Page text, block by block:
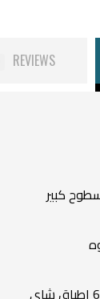
REVIEWS